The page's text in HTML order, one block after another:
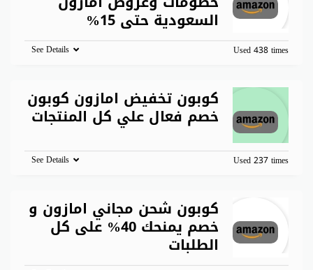
السعودية حتى 15%
Used 438 times
See Details
كوبون تخفيض امازون كوبون
خصم فعال علي كل المنتجات
Used 237 times
See Details
كوبون شحن مجاني امازون و
خصم يمنحك 40% على كل
الطلبات